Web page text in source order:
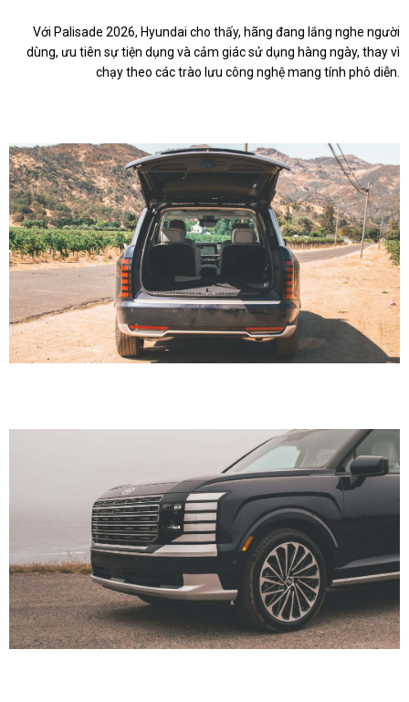
Với Palisade 2026, Hyundai cho thấy, hãng đang lắng nghe người
dùng, ưu tiên sự tiện dụng và cảm giác sử dụng hàng ngày, thay vì
chạy theo các trào lưu công nghệ mang tính phô diễn.